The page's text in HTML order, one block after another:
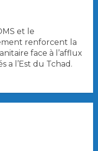
et le
renforcent la
face à l’afflux
a l’Est du Tchad.